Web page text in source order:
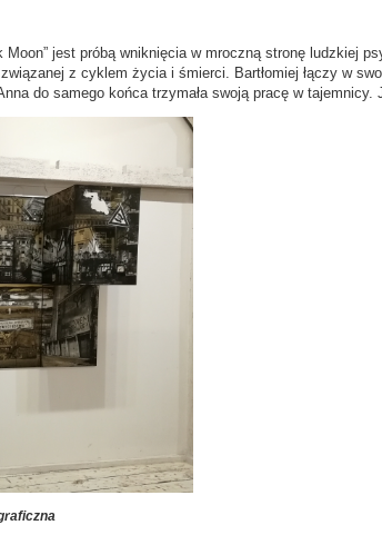
Moon” jest próbą wniknięcia w mroczną stronę ludzkiej
z cyklem życia i śmierci. Bartłomiej łączy w
do samego końca trzymała swoją pracę w